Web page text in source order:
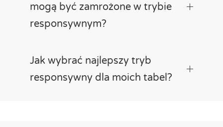
mogą być zamrożone w trybie
responsywnym?
Jak wybrać najlepszy tryb
responsywny dla moich tabel?